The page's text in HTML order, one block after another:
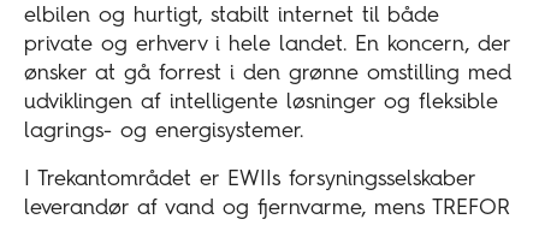
elbilen og hurtigt, stabilt internet til både
private og erhverv i hele landet. En koncern, der
ønsker at gå forrest i den grønne omstilling med
udviklingen af intelligente løsninger og fleksible
lagrings- og energisystemer.
I Trekantområdet er EWIIs forsyningsselskaber
leverandør af vand og fjernvarme, mens TREFOR